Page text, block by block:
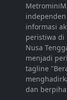
informasi
peristiwa di
Nusa
menjadi
tagline
dan